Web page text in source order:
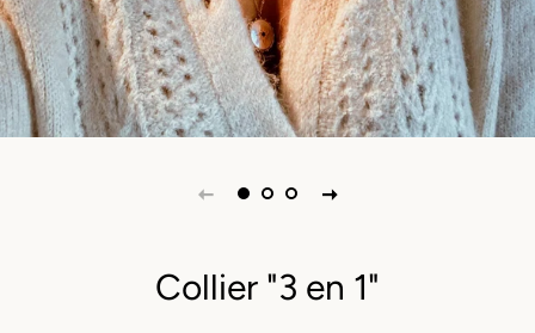
Collier "3 en 1"